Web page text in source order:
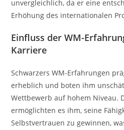
unvergleichlich, da er eine
Erhöhung des internationalen
Einfluss der WM-
Karriere
Schwarzers WM-Erfahrungen
erheblich und boten ihm
Wettbewerb auf hohem Niveau.
ermöglichten es ihm, seine
Selbstvertrauen zu gewinnen,